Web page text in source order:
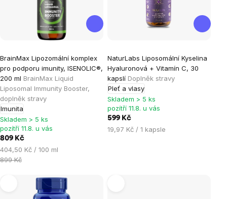
BrainMax Lipozomální komplex
pro podporu imunity, ISENOLIC®,
200 ml BrainMax Liquid
Liposomal Immunity Booster,
doplněk stravy
Imunita
hodnocení
produktu
je
5,0
z
5
hvězdiček.
Skladem > 5 ks
pozítří 11.8. u vás
809 Kč
Měrná
cena:
404,50 Kč / 100 ml
899 Kč
NaturLabs Liposomální Kyselina
Hyaluronová + Vitamín C, 30
kapslí Doplněk stravy
Pleť a vlasy
hodnocení
produktu
je
5,0
z
5
hvězdiček.
Skladem > 5 ks
pozítří 11.8. u vás
599 Kč
Měrná
19,97 Kč / 1 kapsle